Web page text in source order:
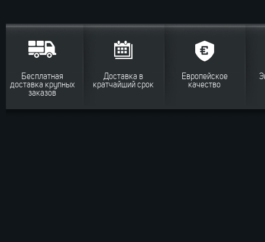
Бесплатная
доставка крупных
заказов
Доставка в
кратчайший срок
Европейское
качество